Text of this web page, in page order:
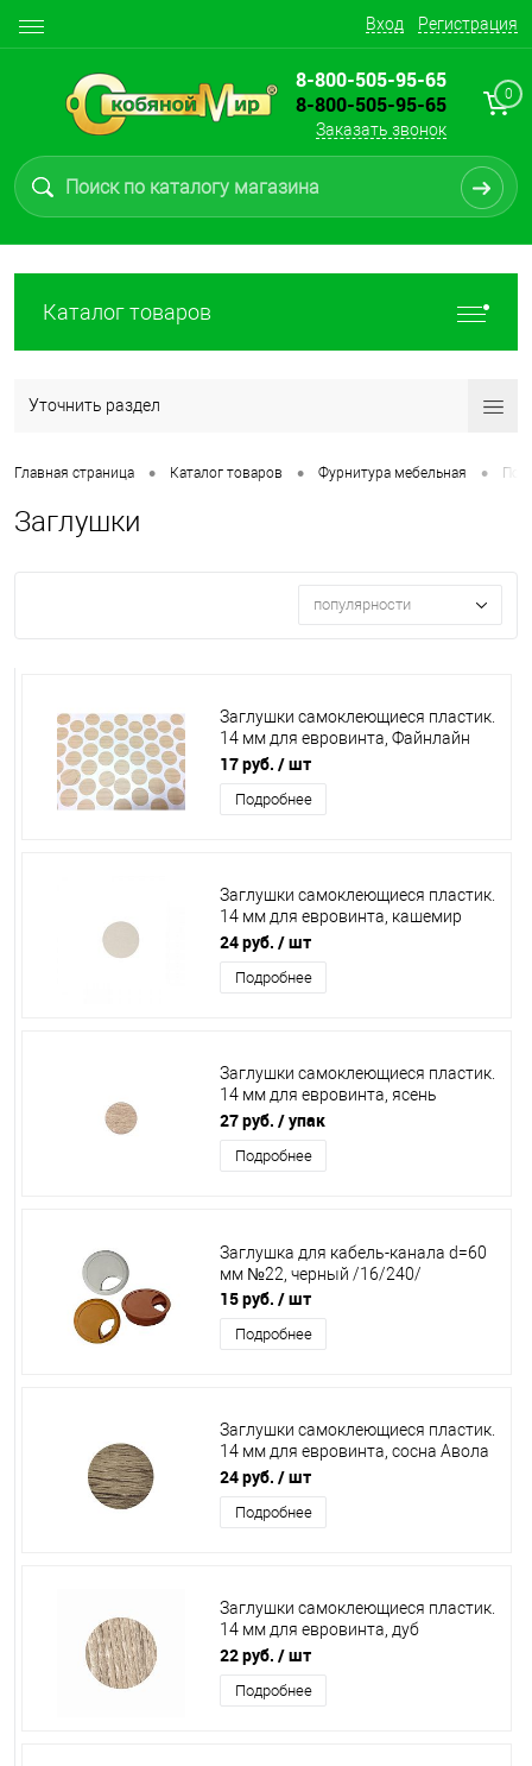
Вход Регистрация
8-800-505-95-65
8-800-505-95-65
Заказать звонок
0
Каталог товаров
Уточнить раздел
Главная страница • Каталог товаров • Фурнитура мебельная •
Заглушки
популярности
Заглушки самоклеющиеся пластик.
14 мм для евровинта, Файнлайн
Крем (лист 50 шт.), EG.1424
17 руб. / шт
Подробнее
Заглушки самоклеющиеся пластик.
14 мм для евровинта, кашемир
серый (лист 50 шт.), KS.702
24 руб. / шт
Подробнее
Заглушки самоклеющиеся пластик.
14 мм для евровинта, ясень
светлый (лист 50 шт.), РС2115
27 руб. / упак
Подробнее
Заглушка для кабель-канала d=60
мм №22, черный /16/240/
15 руб. / шт
Подробнее
Заглушки самоклеющиеся пластик.
14 мм для евровинта, сосна Авола
коричневая (лист 50 шт.), EG.1484
24 руб. / шт
Подробнее
Заглушки самоклеющиеся пластик.
14 мм для евровинта, дуб
античный (лист 50 шт.), KP.2419
22 руб. / шт
Подробнее